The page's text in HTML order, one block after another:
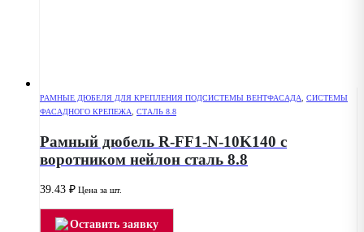
РАМНЫЕ ДЮБЕЛЯ ДЛЯ КРЕПЛЕНИЯ ПОДСИСТЕМЫ ВЕНТФАСАДА
СИСТЕМЫ
ФАСАДНОГО КРЕПЕЖА
СТАЛЬ 8.8
Рамный дюбель R-FF1-N-10K140 с
воротником нейлон сталь 8.8
39.43 ₽ Цена за шт.
Оставить заявку